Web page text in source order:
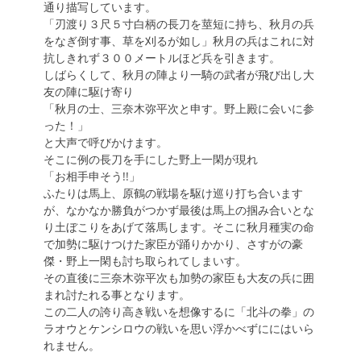
通り描写しています。
「刃渡り３尺５寸白柄の長刀を莖短に持ち、秋月の兵
をなぎ倒す事、草を刈るが如し」秋月の兵はこれに対
抗しきれず３００メートルほど兵を引きます。
しばらくして、秋月の陣より一騎の武者が飛び出し大
友の陣に駆け寄り
「秋月の士、三奈木弥平次と申す。野上殿に会いに参
った！」
と大声で呼びかけます。
そこに例の長刀を手にした野上一閑が現れ
「お相手申そう!!」
ふたりは馬上、原鶴の戦場を駆け巡り打ち合います
が、なかなか勝負がつかず最後は馬上の掴み合いとな
り土ぼこりをあげて落馬します。そこに秋月種実の命
で加勢に駆けつけた家臣が踊りかかり、さすがの豪
傑・野上一閑も討ち取られてしまいす。
その直後に三奈木弥平次も加勢の家臣も大友の兵に囲
まれ討たれる事となります。
この二人の誇り高き戦いを想像するに「北斗の拳」の
ラオウとケンシロウの戦いを思い浮かべずににはいら
れません。